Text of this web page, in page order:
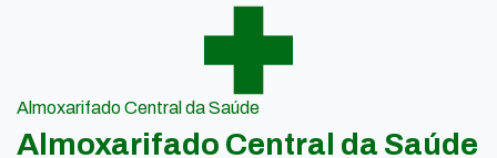
Almoxarifado Central da Saúde
Almoxarifado Central da Saúde